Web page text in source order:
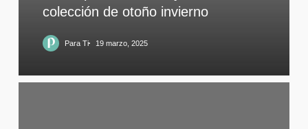
colección de otoño invierno
Para Ti 19 marzo, 2025